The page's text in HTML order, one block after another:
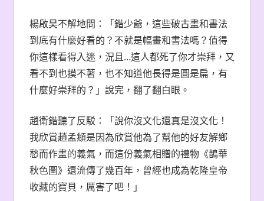
楊啟昊不解地問：「鍇少爺，這些破古畫和書法
到底有什麼好看的？不就是幅畫和書法嗎？值得
你這樣看得入迷，況且…這人都死了你才崇拜，又
看不到也摸不著，也不知道他長得是圓是扁，有
什麼好崇拜的？」說完，翻了翻白眼。
趙衛鍇聽了反駁：「說你沒文化還真是沒文化！
我欣賞趙孟頫是因為欣賞他為了幫他的好友解鄉
愁而作畫的義氣，而這份義氣相贈的禮物《鵲華
秋色圖》還流傳了幾百年，曾經也成為乾隆皇帝
收藏的寶貝，厲害了吧！」